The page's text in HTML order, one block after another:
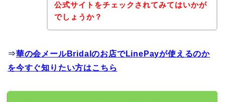
公式サイトをチェックされてみてはいかが
でしょうか？
⇒華の会メールBridalのお店でLinePayが使えるのか
を今すぐ知りたい方はこちら